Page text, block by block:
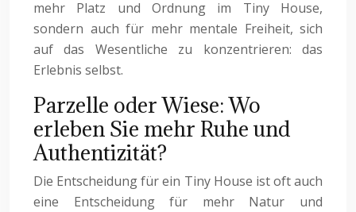
mehr Platz und Ordnung im Tiny House,
sondern auch für mehr mentale Freiheit, sich
auf das Wesentliche zu konzentrieren: das
Erlebnis selbst.
Parzelle oder Wiese: Wo
erleben Sie mehr Ruhe und
Authentizität?
Die Entscheidung für ein Tiny House ist oft auch
eine Entscheidung für mehr Natur und